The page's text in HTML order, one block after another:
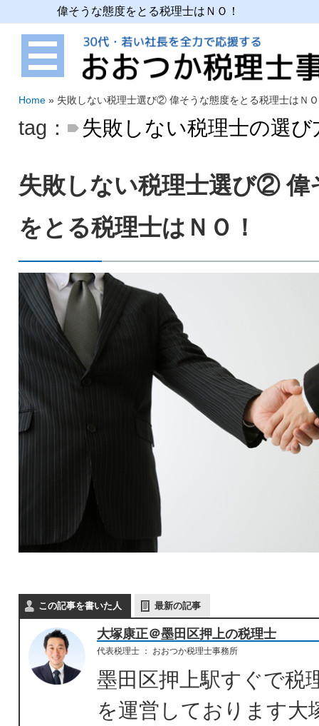
偉そうな態度をとる税理士はＮＯ！
Home» 失敗しない税理士選び② 偉そうな態度をとる税理士はＮ
tag： 失敗しない税理士の選び
失敗しない税理士選び② 偉
をとる税理士はＮＯ！
この記事を書いた人 最新の記事
大塚康正＠墨田区押上の税理士
代表税理士： おおつか税理士事務所
墨田区押上駅すぐで税
を運営しております大